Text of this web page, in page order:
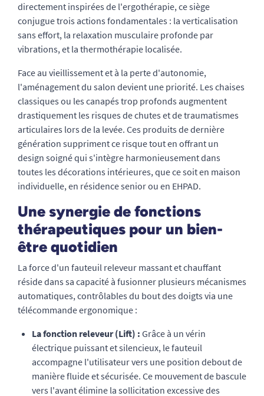
directement inspirées de l'ergothérapie, ce siège
conjugue trois actions fondamentales : la verticalisation
sans effort, la relaxation musculaire profonde par
vibrations, et la thermothérapie localisée.
Face au vieillissement et à la perte d'autonomie,
l'aménagement du salon devient une priorité. Les chaises
classiques ou les canapés trop profonds augmentent
drastiquement les risques de chutes et de traumatismes
articulaires lors de la levée. Ces produits de dernière
génération suppriment ce risque tout en offrant un
design soigné qui s'intègre harmonieusement dans
toutes les décorations intérieures, que ce soit en maison
individuelle, en résidence senior ou en EHPAD.
Une synergie de fonctions
thérapeutiques pour un bien-
être quotidien
La force d'un fauteuil releveur massant et chauffant
réside dans sa capacité à fusionner plusieurs mécanismes
automatiques, contrôlables du bout des doigts via une
télécommande ergonomique :
La fonction releveur (Lift) : Grâce à un vérin
électrique puissant et silencieux, le fauteuil
accompagne l'utilisateur vers une position debout de
manière fluide et sécurisée. Ce mouvement de bascule
vers l'avant élimine la sollicitation excessive des